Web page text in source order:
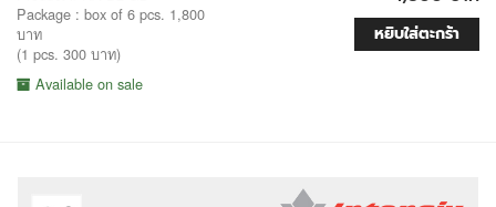
Package : box of 6 pcs. 1,800
บาท
(1 pcs. 300 บาท)
Available on sale
หยิบใส่ตะกร้า